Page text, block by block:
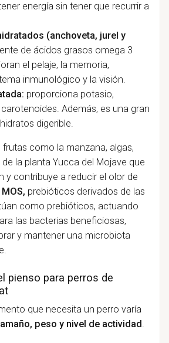
energía sin tener que recurrir a
(anchoveta, jurel y
de ácidos grasos omega 3
el pelaje, la memoria,
inmunológico y la visión.
proporciona potasio,
Además, es una gran
digerible.
como la manzana, algas,
la planta Yucca del Mojave que
y contribuye a reducir el olor de
prebióticos derivados de las
como prebióticos, actuando
las bacterias beneficiosas,
y mantener una microbiota
pienso para perros de
que necesita un perro varía
peso y nivel de actividad.